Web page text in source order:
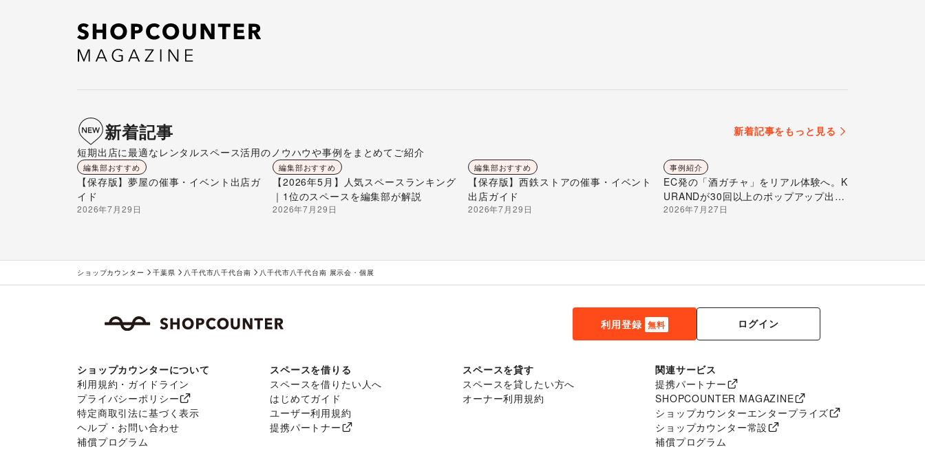
新着記事
新着記事をもっと見る
短期出店に最適なレンタルスペース活用のノウハウや事例をまとめてご紹介
編集部おすすめ
【保存版】夢屋の催事・イベント出店ガ
イド
2026年7月29日
編集部おすすめ
【2026年5月】人気スペースランキング
｜1位のスペースを編集部が解説
2026年7月29日
編集部おすすめ
【保存版】西鉄ストアの催事・イベント
出店ガイド
2026年7月29日
事例紹介
EC発の「酒ガチャ」をリアル体験へ。K
URANDが30回以上のポップアップ出店
で届ける“新しいお酒との出会い”
2026年7月27日
ショップカウンター 千葉県 八千代市八千代台南 八千代市八千代台南 展示会・個展
利用登録 無料 ログイン
ショップカウンターについて
利用規約・ガイドライン
プライバシーポリシー
特定商取引法に基づく表示
ヘルプ・お問い合わせ
補償プログラム
スペースを借りる
スペースを借りたい人へ
はじめてガイド
ユーザー利用規約
提携パートナー
スペースを貸す
スペースを貸したい方へ
オーナー利用規約
関連サービス
提携パートナー
SHOPCOUNTER MAGAZINE
ショップカウンターエンタープライズ
ショップカウンター常設
補償プログラム